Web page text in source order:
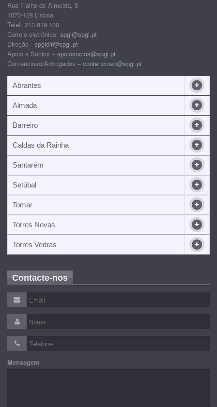
Rua Fialho de Almeida, 3
1070-128 Lisboa
Telef: 213 819 100
Correio eletrónico: spgl@spgl.pt
Direção - spgldir@spgl.pt
Apoio a Sócios – apoiosocios@spgl.pt
Contencioso/Advogados – contencioso@spgl.pt
Abrantes
Almada
Barreiro
Caldas da Rainha
Santarém
Setúbal
Tomar
Torres Novas
Torres Vedras
Contacte-nos
Mensagem